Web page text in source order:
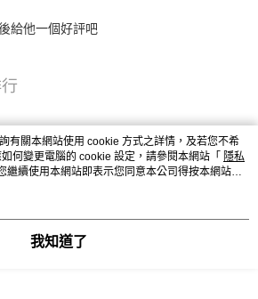
給他一個好評吧
有關本網站使用 cookie 方式之詳情，及若您不希
何變更電腦的 cookie 設定，請參閱本網站「 隱私
繼續使用本網站即表示您同意本公司得按本網站使
。
我知道了